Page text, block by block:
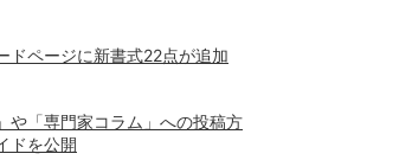
ドページに新書式22点が追加
や「専門家コラム」への投稿方
ドを公開